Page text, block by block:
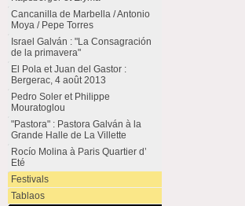
Cancanilla de Marbella / Antonio
Moya / Pepe Torres
Israel Galván : "La Consagración
de la primavera"
El Pola et Juan del Gastor :
Bergerac, 4 août 2013
Pedro Soler et Philippe
Mouratoglou
"Pastora" : Pastora Galván à la
Grande Halle de La Villette
Rocío Molina à Paris Quartier d’
Eté
Festivals
Tablaos